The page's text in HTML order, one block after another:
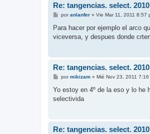
Re: tangencias. select.
M
n
a
poranlanfer» Vie Mar 11, 2011 8:57
Para hacer por ejemplo el arco
viceversa, y despues donde
Re: tangencias. select.
M
n
a
pormikizam» Mié Nov 23, 2011 7:16
Yo estoy en 4º de la eso y lo he
selectivida
Re: tangencias. select.